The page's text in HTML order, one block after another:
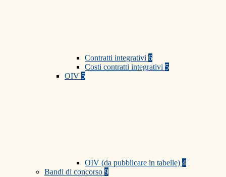
Contratti integrativi 6
Costi contratti integrativi 5
OIV 5
OIV (da pubblicare in tabelle) 4
Bandi di concorso 9